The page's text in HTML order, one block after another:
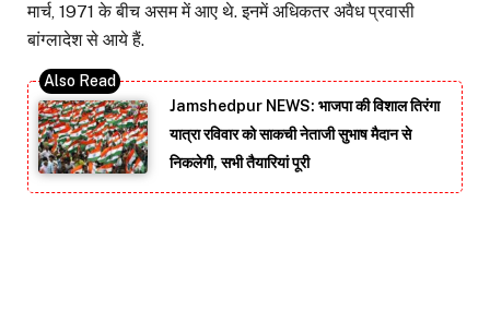
मार्च, 1971 के बीच असम में आए थे. इनमें अधिकतर अवैध प्रवासी
बांग्लादेश से आये हैं.
Jamshedpur NEWS: भाजपा की विशाल तिरंगा
यात्रा रविवार को साकची नेताजी सुभाष मैदान से
निकलेगी, सभी तैयारियां पूरी